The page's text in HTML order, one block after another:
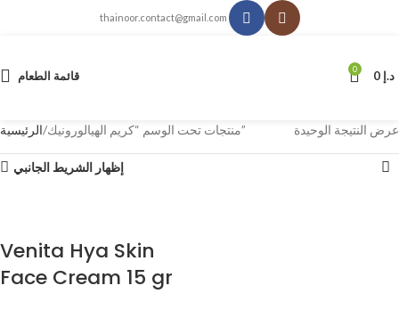
thainoor.contact@gmail.com
قائمة الطعام 0 د.إ
الرئيسية منتجات تحت الوسم “كريم الهيالورونيك” عرض النتيجة الوحيدة
إظهار الشريط الجانبي
Venita Hya Skin
Face Cream 15 gr